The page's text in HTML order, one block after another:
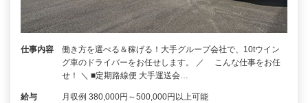
仕事内容
働き方を選べる＆稼げる！大手グループ会社で、10tウイン
グ車のドライバーをお任せします。 ／ こんな仕事をお任
せ！ ＼ ■定期路線便 大手運送会…
給与 月収例 380,000円～500,000円以上可能